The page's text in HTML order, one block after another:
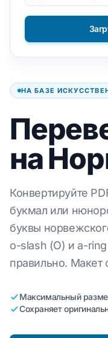
НА БАЗЕ
на
Конвертируйте
букмал или
буквы
o-slash (O) и a-
правильно. Макет
Максимальный
Сохраняет